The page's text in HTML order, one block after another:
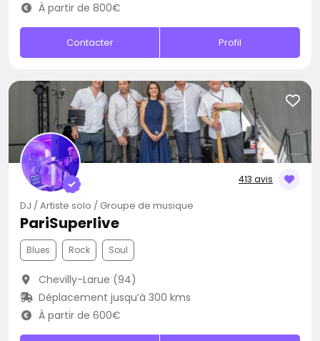
À partir de 800€
Contacter Profil
413 avis
DJ / Artiste solo / Groupe de musique
PariSuperlive
Blues Rock Soul
Chevilly-Larue (94)
Déplacement jusqu’à 300 kms
À partir de 600€